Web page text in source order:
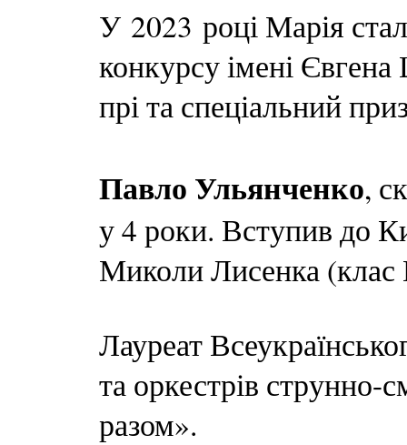
У 2023 році Марія
конкурсу імені
прі та спеціальний
Павло Ульянченко,
у 4 роки. Вступив до
Миколи Лисенка (клас
Лауреат
та оркестрів струнно-
разом».